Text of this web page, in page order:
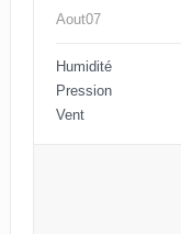
Aout07
Humidité
Pression
Vent